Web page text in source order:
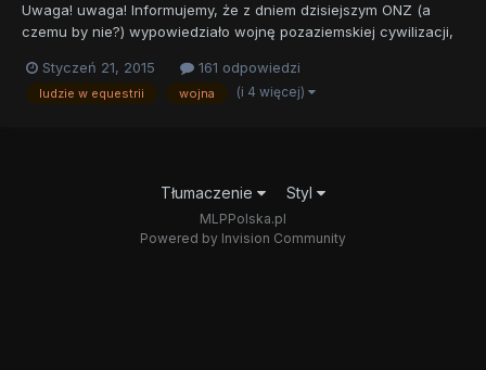
Uwaga! uwaga! Informujemy, że z dniem dzisiejszym ONZ (a
czemu by nie?) wypowiedziało wojnę pozaziemskiej cywilizacji,
rosyjskie, azjatyckie oraz wszystkich pozostałych ludzkich
państw jednoczą się na miejscu zbiórki. Siły wojskowe są już w
Styczeń 21, 2015 161 odpowiedzi
ludzie w equestrii wojna (i 4 więcej)
Tłumaczenie Styl
MLPPolska.pl
Powered by Invision Community